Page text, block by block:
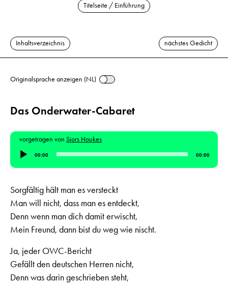
Titelseite / Einführung
Inhaltsverzeichnis nächstes Gedicht
Originalsprache anzeigen (NL)
Das Onderwater-Cabaret
vorgetragen von Sjors Houkes
Audio-
Player
00:00 00:00
Sorgfältig hält man es versteckt
Man will nicht, dass man es entdeckt,
Denn wenn man dich damit erwischt,
Mein Freund, dann bist du weg wie nischt.
Ja, jeder OWC-Bericht
Gefällt den deutschen Herren nicht,
Denn was darin geschrieben steht,